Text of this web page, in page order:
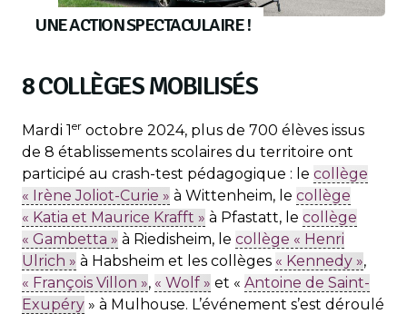
UNE ACTION SPECTACULAIRE !
8 COLLÈGES MOBILISÉS
Mardi 1er octobre 2024, plus de 700 élèves issus
de 8 établissements scolaires du territoire ont
participé au crash-test pédagogique : le collège
« Irène Joliot-Curie » à Wittenheim, le collège
« Katia et Maurice Krafft » à Pfastatt, le collège
« Gambetta » à Riedisheim, le collège « Henri
Ulrich » à Habsheim et les collèges « Kennedy »,
« François Villon », « Wolf » et « Antoine de Saint-
Exupéry » à Mulhouse. L’événement s’est déroulé